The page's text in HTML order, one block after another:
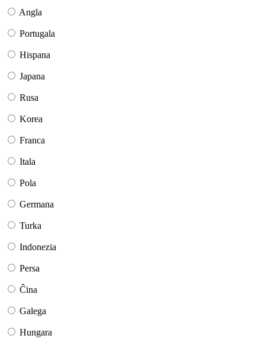
Angla
Portugala
Hispana
Japana
Rusa
Korea
Franca
Itala
Pola
Germana
Turka
Indonezia
Persa
Ĉina
Galega
Hungara